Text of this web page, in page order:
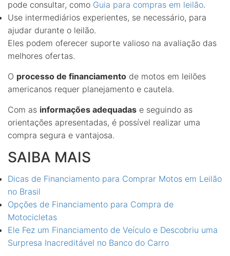
pode consultar, como Guia para compras em leilão.
Use intermediários experientes, se necessário, para
ajudar durante o leilão.
Eles podem oferecer suporte valioso na avaliação das
melhores ofertas.
O processo de financiamento de motos em leilões
americanos requer planejamento e cautela.
Com as informações adequadas e seguindo as
orientações apresentadas, é possível realizar uma
compra segura e vantajosa.
SAIBA MAIS
Dicas de Financiamento para Comprar Motos em Leilão
no Brasil
Opções de Financiamento para Compra de
Motocicletas
Ele Fez um Financiamento de Veículo e Descobriu uma
Surpresa Inacreditável no Banco do Carro